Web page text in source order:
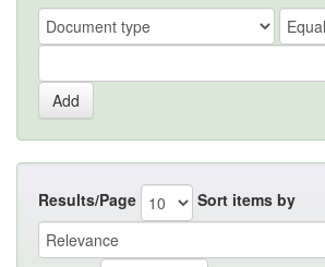
Results/Page Sort items by